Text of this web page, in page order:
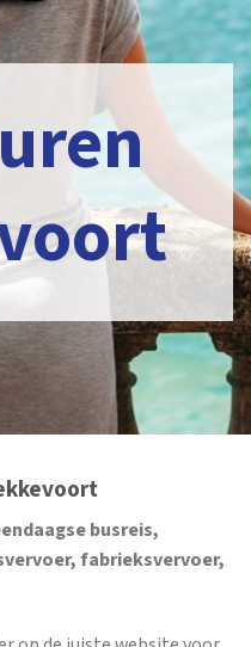
busreis,
fabrieksvervoer,